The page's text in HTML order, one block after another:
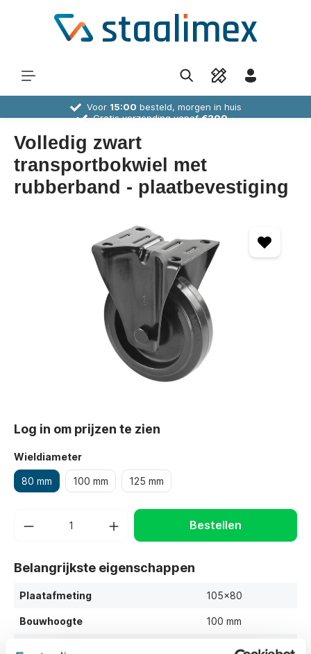
Voor 15:00 besteld, morgen in huis
Gratis verzending vanaf€300,-
Volledig zwart
transportbokwiel met
rubberband - plaatbevestiging
Log in om prijzen te zien
Wieldiameter
80 mm 100 mm 125 mm
Bestellen
Belangrijkste eigenschappen
Plaatafmeting 105x80
Bouwhoogte 100 mm
100 kg